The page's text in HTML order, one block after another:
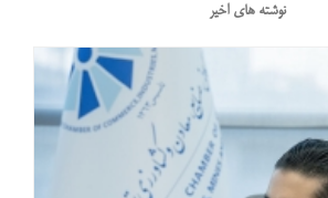
نوشته های اخیر